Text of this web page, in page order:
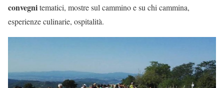
convegnitematici, mostre sul cammino e su chi cammina,
esperienze culinarie, ospitalità.